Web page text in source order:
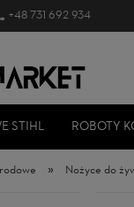
+48 731 692 934
STIHL ROBOTY
» Nożyce do